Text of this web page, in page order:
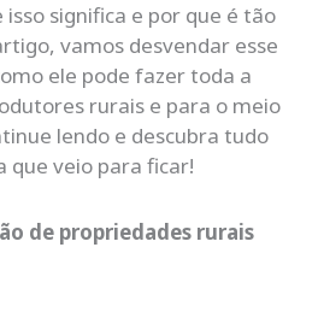
isso significa e por que é tão
vamos desvendar esse
ele pode fazer toda a
rurais e para o meio
lendo e descubra tudo
que veio para ficar!
de propriedades rurais